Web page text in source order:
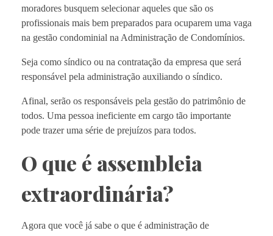
moradores busquem selecionar aqueles que são os
profissionais mais bem preparados para ocuparem uma vaga
na gestão condominial na Administração de Condomínios.
Seja como síndico ou na contratação da empresa que será
responsável pela administração auxiliando o síndico.
Afinal, serão os responsáveis pela gestão do patrimônio de
todos. Uma pessoa ineficiente em cargo tão importante
pode trazer uma série de prejuízos para todos.
O que é assembleia
extraordinária?
Agora que você já sabe o que é administração de